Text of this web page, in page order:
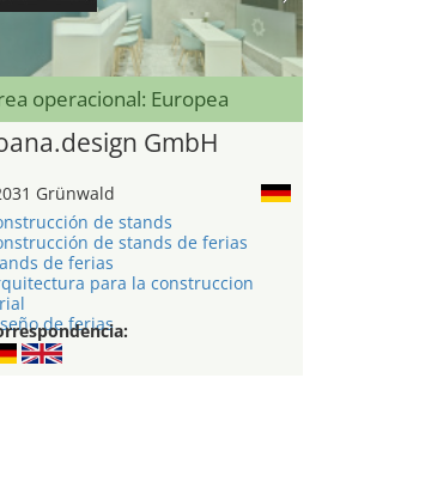
operacional: Europea
GmbH
Grünwald
de stands
de stands de ferias
de ferias
para la construccion
de ferias